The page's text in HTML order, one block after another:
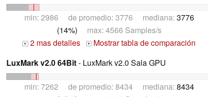
min: 2986 de promedio: 3776 mediana: 3776
(14%) max: 4566 Samples/s
+ 2 mas detalles +
Mostrar tabla de comparación
LuxMark v2.0 64Bit- LuxMark v2.0 Sala GPU
min: 7262 de promedio: 8434 mediana: 8434